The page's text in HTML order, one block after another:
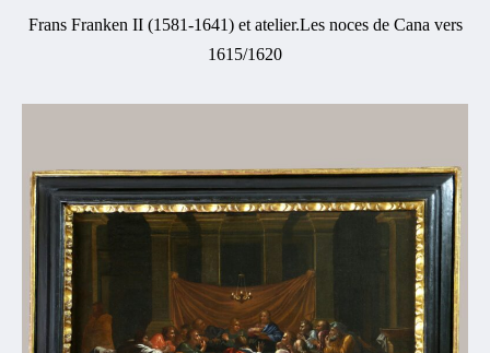
Frans Franken II (1581-1641) et atelier.Les noces de Cana vers
1615/1620